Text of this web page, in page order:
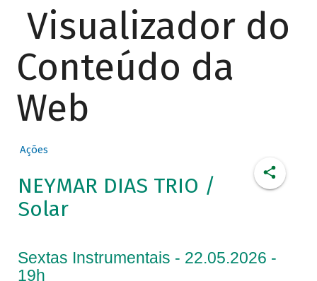
Visualizador do
Conteúdo da
Web
Ações
NEYMAR DIAS TRIO /
Solar
Sextas Instrumentais - 22.05.2026 -
19h